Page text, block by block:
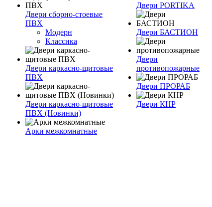
Двери сборно-стоевые
ПВХ
Модерн
Классика
Двери каркасно-щитовые
ПВХ
Двери каркасно-щитовые
ПВХ (Новинки)
Арки межкомнатные
Двери PORTIKA
Двери БАСТИОН
Двери
противопожарные
Двери ПРОРАБ
Двери КНР